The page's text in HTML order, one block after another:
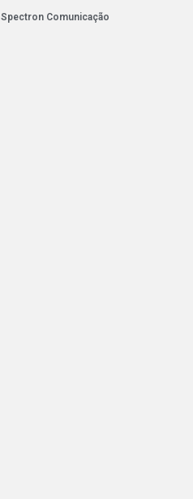
Spectron Comunicação